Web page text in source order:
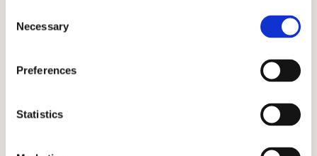
Selection
Necessary
Preferences
Statistics
Välj storlek